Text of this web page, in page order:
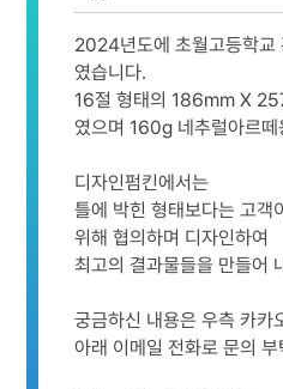
2024년도에 초월고등학교
였습니다.
16절 형태의 186mm X
였으며 160g 네추럴아르떼
디자인펌킨에서는
틀에 박힌 형태보다는 고객
위해 협의하며 디자인하여
최고의 결과물들을 만들어
궁금하신 내용은 우측 카카
아래 이메일 전화로 문의